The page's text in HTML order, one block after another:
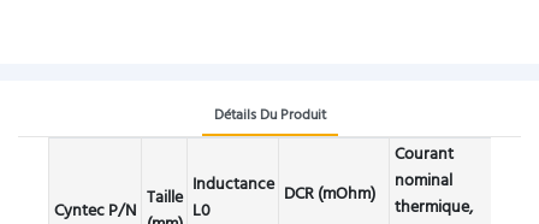
Détails Du Produit
Cyntec P/N Taille Inductance
L0
DCR (mOhm)
Courant
nominal
thermique,